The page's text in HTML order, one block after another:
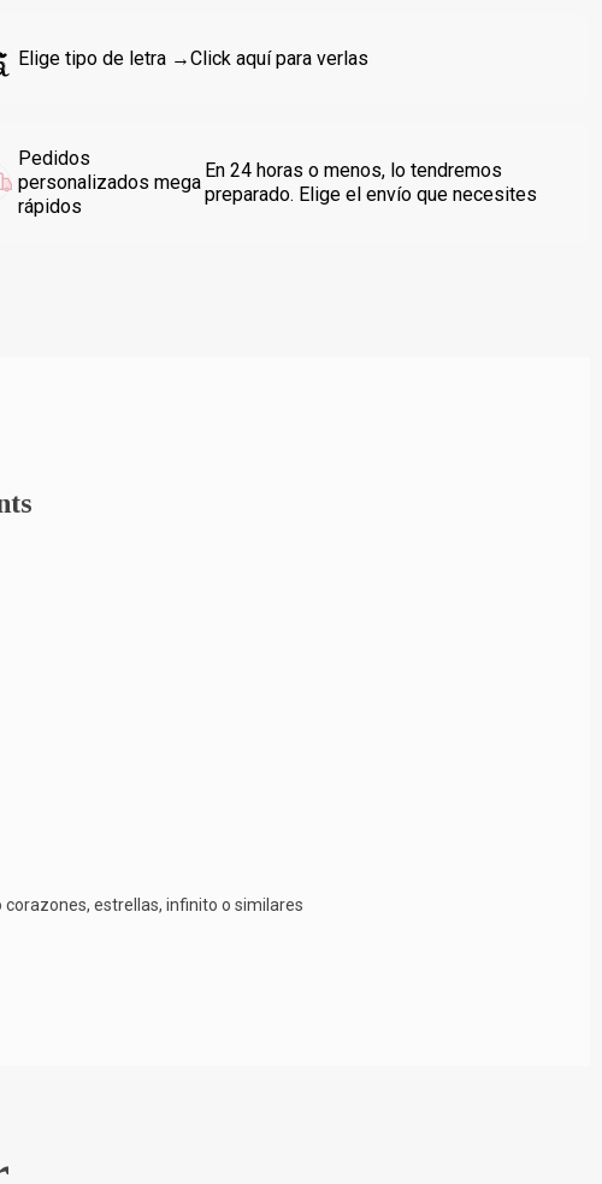
Elige tipo de letra →Click aquí para verlas
Pedidos
personalizados mega
rápidos
En 24 horas o menos, lo tendremos
preparado. Elige el envío que necesites
estrellas, infinito o similares